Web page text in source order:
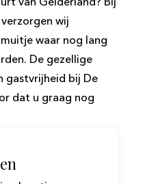
van Gelderland? Bij
wij
waar nog lang
De gezellige
gastvrijheid bij De
dat u graag nog